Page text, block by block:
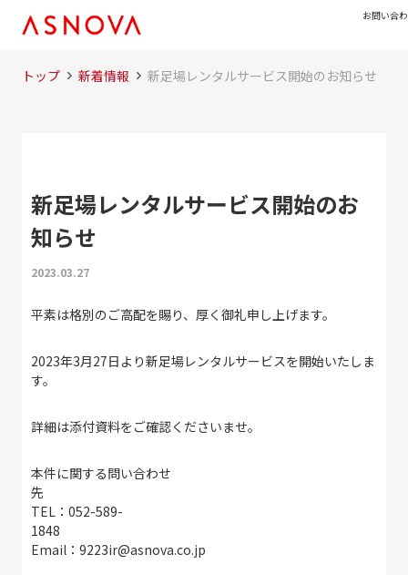
お問い合
トップ 新着情報 新足場レンタルサービス開始のお知らせ
新足場レンタルサービス開始のお
知らせ
2023.03.27
平素は格別のご高配を賜り、厚く御礼申し上げます。
2023年3月27日より新足場レンタルサービスを開始いたしま
す。
詳細は添付資料をご確認くださいませ。
本件に関する問い合わせ
TEL：052-589-
Email：9223ir@asnova.co.jp